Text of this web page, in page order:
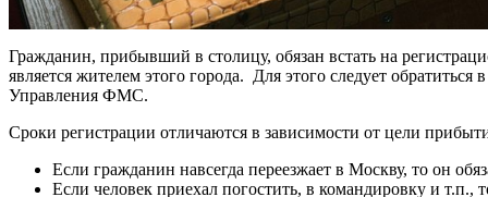
Гражданин, прибывший в столицу, обязан встать на
является жителем этого города. Для этого следует
Управления ФМС.
Сроки регистрации отличаются в зависимости от цели
Если гражданин навсегда переезжает в Москву, то он
Если человек приехал погостить, в командировку и т.п.,